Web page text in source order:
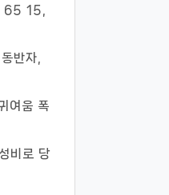
65 15,
반자,
여움 폭
비로 당